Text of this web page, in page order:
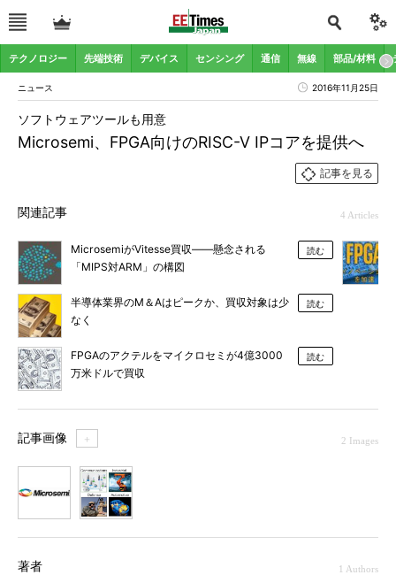
テクノロジー 先端技術 デバイス センシング 通信 無線 部品/材料
ニュース 2016年11月25日
Microsemi、FPGA向けのRISC-V IPコアを提供へ
ソフトウェアツールも用意
記事を見る
関連記事 4 Articles
MicrosemiがVitesse買収――懸念される
「MIPS対ARM」の構図
読む
半導体業界のM＆Aはピークか、買収対象は少
なく
読む
FPGAのアクテルをマイクロセミが4億3000
万米ドルで買収
読む
記事画像 ＋ 2 Images
著者 1 Authors